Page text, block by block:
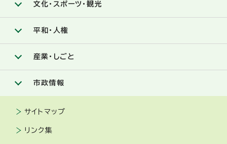
文化・スポーツ・観光
平和・人権
産業・しごと
市政情報
サイトマップ
リンク集